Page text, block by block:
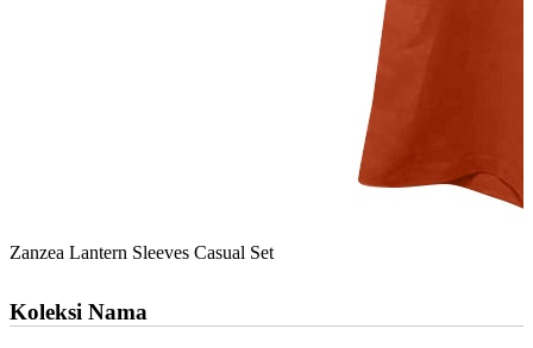
Zanzea Lantern Sleeves Casual Set
Koleksi Nama